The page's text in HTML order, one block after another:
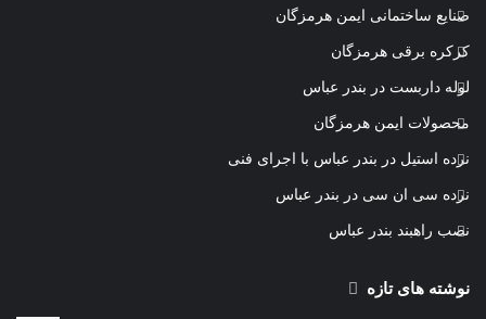
صنایع ساختمانی ایمن هرمزگان
کرکره برقی هرمزگان
لوله داربست در بندر عباس
محصولات ایمن هرمزگان
نرده استیل در بندر عباس با اجرای فنی
نرده سی ان سی در بندر عباس
نصب راهبند بندر عباس
نوشته های تازه